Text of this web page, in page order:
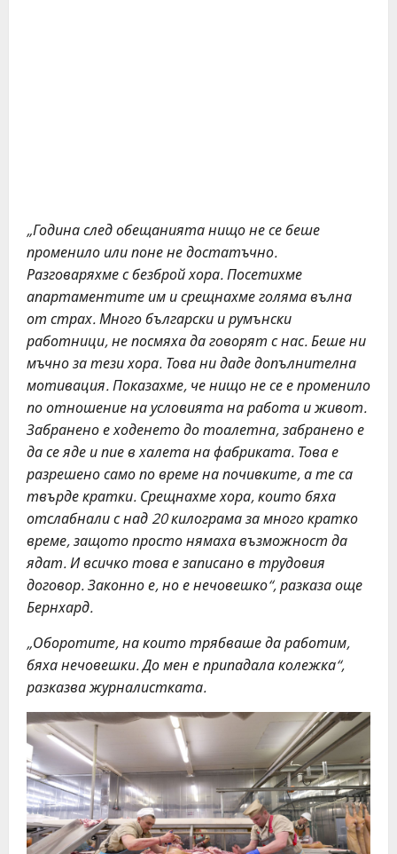
„Година след обещанията нищо не се беше
променило или поне не достатъчно.
Разговаряхме с безброй хора. Посетихме
апартаментите им и срещнахме голяма вълна
от страх. Много български и румънски
работници, не посмяха да говорят с нас. Беше ни
мъчно за тези хора. Това ни даде допълнителна
мотивация. Показахме, че нищо не се е променило
по отношение на условията на работа и живот.
Забранено е ходенето до тоалетна, забранено е
да се яде и пие в халета на фабриката. Това е
разрешено само по време на почивките, а те са
твърде кратки. Срещнахме хора, които бяха
отслабнали с над 20 килограма за много кратко
време, защото просто нямаха възможност да
ядат. И всичко това е записано в трудовия
договор. Законно е, но е нечовешко“, разказа още
Бернхард.
„Оборотите, на които трябваше да работим,
бяха нечовешки. До мен е припадала колежка“,
разказва журналистката.